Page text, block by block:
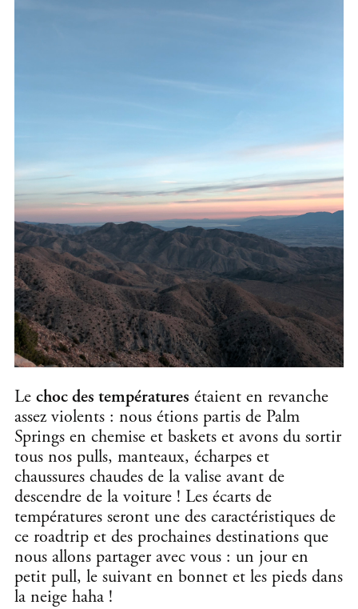
Le choc des températures étaient en revanche
assez violents : nous étions partis de Palm
Springs en chemise et baskets et avons du sortir
tous nos pulls, manteaux, écharpes et
chaussures chaudes de la valise avant de
descendre de la voiture ! Les écarts de
températures seront une des caractéristiques de
ce roadtrip et des prochaines destinations que
nous allons partager avec vous : un jour en
petit pull, le suivant en bonnet et les pieds dans
la neige haha !